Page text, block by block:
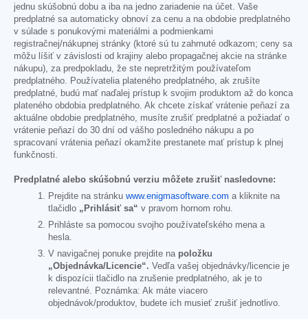
jednu skúšobnú dobu a iba na jedno zariadenie na účet. Vaše
predplatné sa automaticky obnoví za cenu a na obdobie predplatného
v súlade s ponukovými materiálmi a podmienkami
registračnej/nákupnej stránky (ktoré sú tu zahrnuté odkazom; ceny sa
môžu líšiť v závislosti od krajiny alebo propagačnej akcie na stránke
nákupu), za predpokladu, že ste nepretržitým používateľom
predplatného. Používatelia plateného predplatného, ak zrušíte
predplatné, budú mať naďalej prístup k svojim produktom až do konca
plateného obdobia predplatného. Ak chcete získať vrátenie peňazí za
aktuálne obdobie predplatného, musíte zrušiť predplatné a požiadať o
vrátenie peňazí do 30 dní od vášho posledného nákupu a po
spracovaní vrátenia peňazí okamžite prestanete mať prístup k plnej
funkčnosti.
Predplatné alebo skúšobnú verziu môžete zrušiť nasledovne:
Prejdite na stránku www.enigmasoftware.com a kliknite na
tlačidlo „Prihlásiť sa“ v pravom hornom rohu.
Prihláste sa pomocou svojho používateľského mena a
hesla.
V navigačnej ponuke prejdite na položku
„Objednávka/Licencie“. Vedľa vašej objednávky/licencie je
k dispozícii tlačidlo na zrušenie predplatného, ak je to
relevantné. Poznámka: Ak máte viacero
objednávok/produktov, budete ich musieť zrušiť jednotlivo.